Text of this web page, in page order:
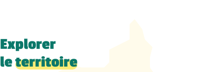
Explorer
leterritoire